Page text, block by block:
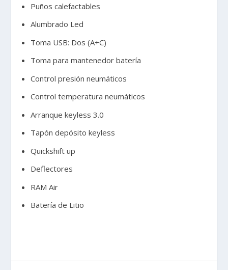
Puños calefactables
Alumbrado Led
Toma USB: Dos (A+C)
Toma para mantenedor batería
Control presión neumáticos
Control temperatura neumáticos
Arranque keyless 3.0
Tapón depósito keyless
Quickshift up
Deflectores
RAM Air
Batería de Litio